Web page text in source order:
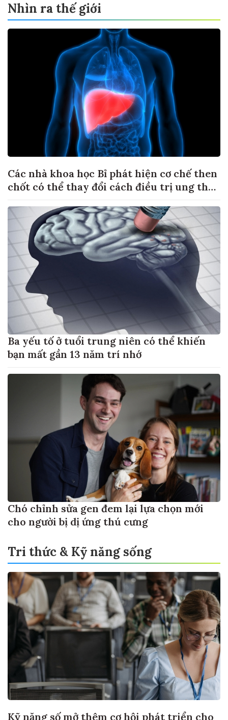
Nhìn ra thế giới
Các nhà khoa học Bỉ phát hiện cơ chế then
chốt có thể thay đổi cách điều trị ung thư
Ba yếu tố ở tuổi trung niên có thể khiến
bạn mất gần 13 năm trí nhớ
Chó chỉnh sửa gen đem lại lựa chọn mới
cho người bị dị ứng thú cưng
Tri thức & Kỹ năng sống
Kỹ năng số mở thêm cơ hội phát triển cho